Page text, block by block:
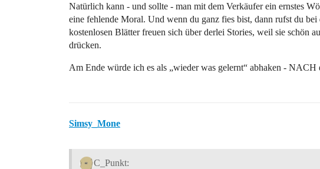
Natürlich kann - und sollte - man mit dem Verkäufer ein ernstes
eine fehlende Moral. Und wenn du ganz fies bist, dann rufst du bei
kostenlosen Blätter freuen sich über derlei Stories, weil sie schön
drücken.
Am Ende würde ich es als „wieder was gelernt“ abhaken - NACH
Simsy_Mone
C_Punkt: